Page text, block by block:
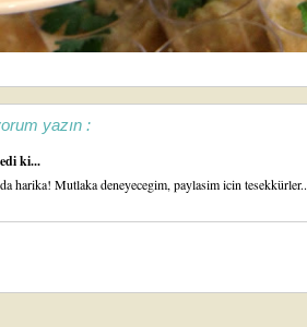
yazın :
ki...
harika! Mutlaka deneyecegim, paylasim icin tesekkürler..